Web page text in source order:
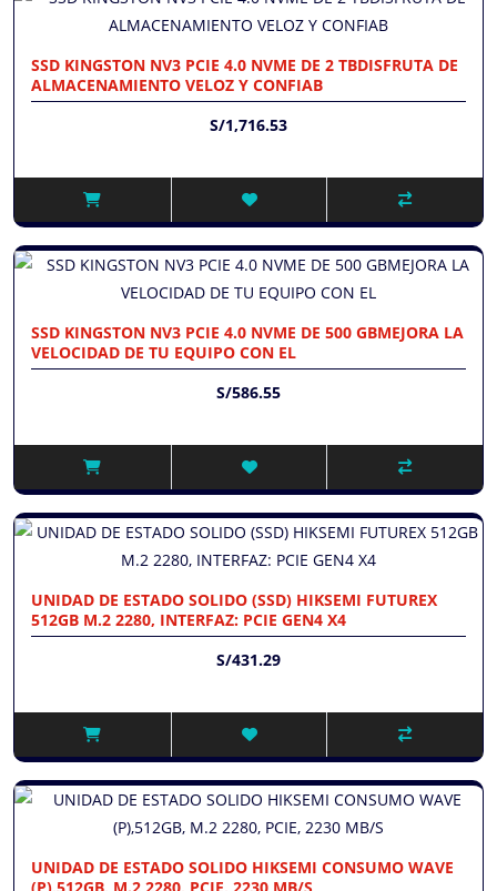
SSD KINGSTON NV3 PCIE 4.0 NVME DE 2 TBDISFRUTA DE
ALMACENAMIENTO VELOZ Y CONFIAB
S/1,716.53
SSD KINGSTON NV3 PCIE 4.0 NVME DE 500 GBMEJORA LA
VELOCIDAD DE TU EQUIPO CON EL
S/586.55
UNIDAD DE ESTADO SOLIDO (SSD) HIKSEMI FUTUREX
512GB M.2 2280, INTERFAZ: PCIE GEN4 X4
S/431.29
UNIDAD DE ESTADO SOLIDO HIKSEMI CONSUMO WAVE
(P),512GB, M.2 2280, PCIE, 2230 MB/S